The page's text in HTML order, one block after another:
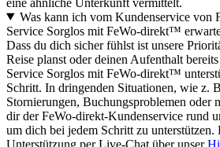
Was kann ich vom Kundenservice von
Service Sorglos mit FeWo-direkt™
Dass du dich sicher fühlst ist unsere
Reise planst oder deinen Aufenthalt
Service Sorglos mit FeWo-direkt™
Schritt. In dringenden Situationen, wie z.
Stornierungen, Buchungsproblemen oder
dir der FeWo-direkt-Kundenservice rund
um dich bei jedem Schritt zu unterstützen.
Unterstützung per Live-Chat über unser